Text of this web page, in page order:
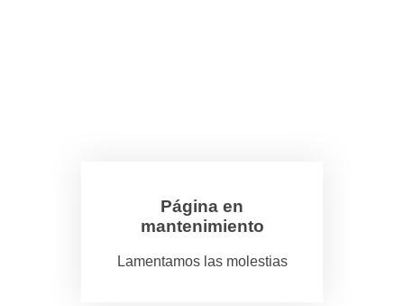
Página en
mantenimiento
Lamentamos las molestias